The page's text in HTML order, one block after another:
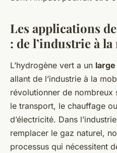
Les applications
: de l’industrie à
L’hydrogène vert a un
allant de l’industrie à la
révolutionner de nombreux
le transport, le chauffage
d’électricité. Dans
remplacer le gaz naturel,
processus qui nécessitent